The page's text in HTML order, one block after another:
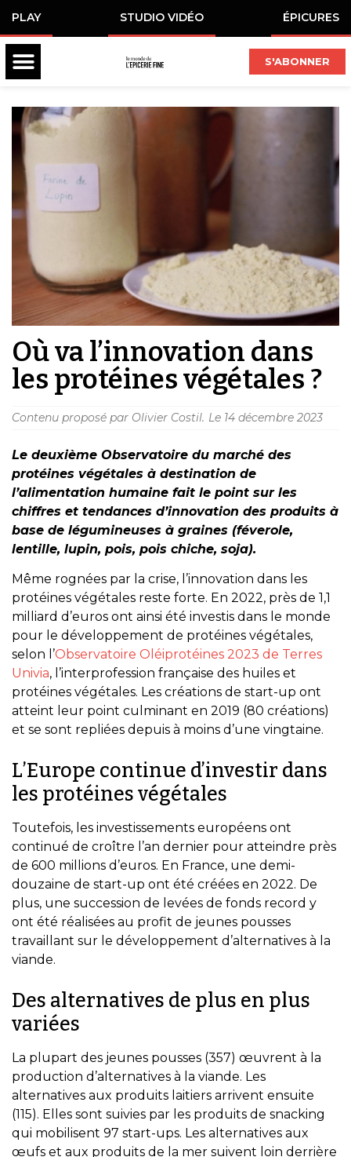
PLAY STUDIO VIDÉO ÉPICURES
S'ABONNER
Où va l’innovation dans
les protéines végétales ?
Contenu proposé par Olivier Costil. Le 14 décembre 2023
Le deuxième Observatoire du marché des
protéines végétales à destination de
l’alimentation humaine fait le point sur les
chiffres et tendances d’innovation des produits à
base de légumineuses à graines (féverole,
lentille, lupin, pois, pois chiche, soja).
Même rognées par la crise, l’innovation dans les
protéines végétales reste forte. En 2022, près de 1,1
milliard d’euros ont ainsi été investis dans le monde
pour le développement de protéines végétales,
selon l’Observatoire Oléiprotéines 2023 de Terres
Univia, l’interprofession française des huiles et
protéines végétales. Les créations de start-up ont
atteint leur point culminant en 2019 (80 créations)
et se sont repliées depuis à moins d’une vingtaine.
L’Europe continue d’investir dans
les protéines végétales
Toutefois, les investissements européens ont
continué de croître l’an dernier pour atteindre près
de 600 millions d’euros. En France, une demi-
douzaine de start-up ont été créées en 2022. De
plus, une succession de levées de fonds record y
ont été réalisées au profit de jeunes pousses
travaillant sur le développement d’alternatives à la
viande.
Des alternatives de plus en plus
variées
La plupart des jeunes pousses (357) œuvrent à la
production d’alternatives à la viande. Les
alternatives aux produits laitiers arrivent ensuite
(115). Elles sont suivies par les produits de snacking
qui mobilisent 97 start-ups. Les alternatives aux
œufs et aux produits de la mer suivent loin derrière